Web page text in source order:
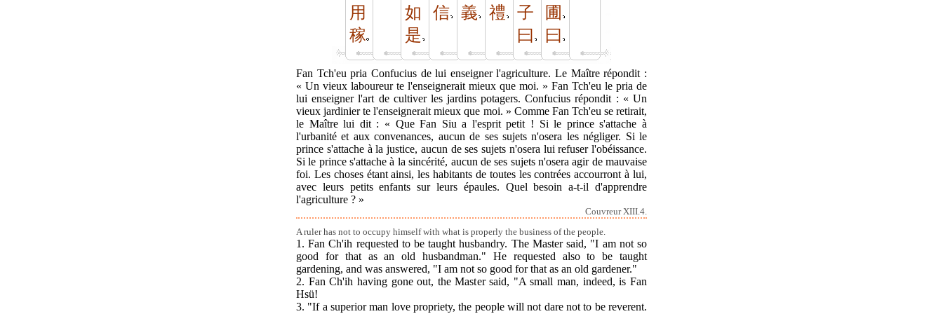
用
稼
如
是
信
義
禮
子
曰
圃
曰
Fan Tch'eu pria Confucius de lui enseigner l'agriculture. Le Maître répondit :
« Un vieux laboureur te l'enseignerait mieux que moi. » Fan Tch'eu le pria de
lui enseigner l'art de cultiver les jardins potagers. Confucius répondit : « Un
vieux jardinier te l'enseignerait mieux que moi. » Comme Fan Tch'eu se retirait,
le Maître lui dit : « Que Fan Siu a l'esprit petit ! Si le prince s'attache à
l'urbanité et aux convenances, aucun de ses sujets n'osera les négliger. Si le
prince s'attache à la justice, aucun de ses sujets n'osera lui refuser l'obéissance.
Si le prince s'attache à la sincérité, aucun de ses sujets n'osera agir de mauvaise
foi. Les choses étant ainsi, les habitants de toutes les contrées accourront à lui,
avec leurs petits enfants sur leurs épaules. Quel besoin a-t-il d'apprendre
l'agriculture ? »
Couvreur XIII.4.
A ruler has not to occupy himself with what is properly the business of the people.
1. Fan Ch'ih requested to be taught husbandry. The Master said, "I am not so
good for that as an old husbandman." He requested also to be taught
gardening, and was answered, "I am not so good for that as an old gardener."
2. Fan Ch'ih having gone out, the Master said, "A small man, indeed, is Fan
Hsü!
3. "If a superior man love propriety, the people will not dare not to be reverent.